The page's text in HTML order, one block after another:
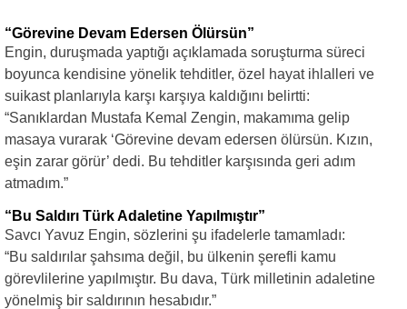
“Görevine Devam Edersen Ölürsün”
Engin, duruşmada yaptığı açıklamada soruşturma süreci
boyunca kendisine yönelik tehditler, özel hayat ihlalleri ve
suikast planlarıyla karşı karşıya kaldığını belirtti:
“Sanıklardan Mustafa Kemal Zengin, makamıma gelip
masaya vurarak ‘Görevine devam edersen ölürsün. Kızın,
eşin zarar görür’ dedi. Bu tehditler karşısında geri adım
atmadım.”
“Bu Saldırı Türk Adaletine Yapılmıştır”
Savcı Yavuz Engin, sözlerini şu ifadelerle tamamladı:
“Bu saldırılar şahsıma değil, bu ülkenin şerefli kamu
görevlilerine yapılmıştır. Bu dava, Türk milletinin adaletine
yönelmiş bir saldırının hesabıdır.”